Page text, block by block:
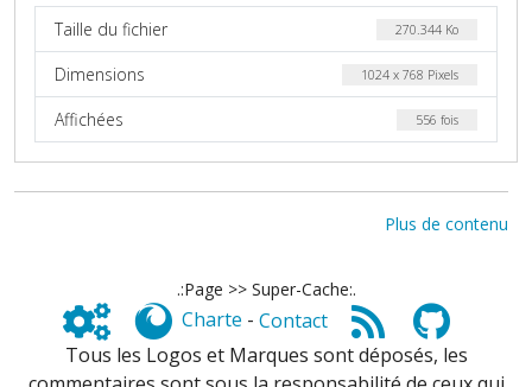
Taille du fichier 270.344 Ko
Dimensions 1024 x 768 Pixels
Affichées 556 fois
Plus de contenu
.:Page >> Super-Cache:.
Charte - Contact
Tous les Logos et Marques sont déposés, les